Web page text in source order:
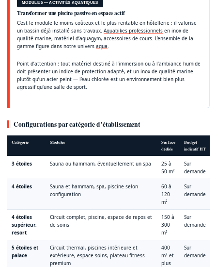
MODULE 5 — ACTIVITÉS AQUATIQUES
Transformer une piscine passive en espace actif
C’est le module le moins coûteux et le plus rentable en hôtellerie : il valorise
un bassin déjà installé sans travaux. Aquabikes professionnels en inox de
qualité marine, matériel d’aquagym, accessoires de cours. L’ensemble de la
gamme figure dans notre univers aqua.
Point d’attention : tout matériel destiné à l’immersion ou à l’ambiance humide
doit présenter un indice de protection adapté, et un inox de qualité marine
plutôt qu’un acier peint — l’eau chlorée est un environnement bien plus
agressif qu’une salle de sport.
Configurations par catégorie d’établissement
Catégorie Modules
Surface
dédiée
Budget
indicatif HT
3 étoiles Sauna ou hammam, éventuellement un spa
25 à
50 m²
Sur
demande
4 étoiles
Sauna et hammam, spa, piscine selon
configuration
60 à
120
m²
Sur
demande
4 étoiles
supérieur,
resort
Circuit complet, piscine, espace de repos et
de soins
150 à
300
m²
Sur
demande
5 étoiles et
palace
Circuit thermal, piscines intérieure et
extérieure, espace soins, plateau fitness
premium
400
m² et
plus
Sur
demande